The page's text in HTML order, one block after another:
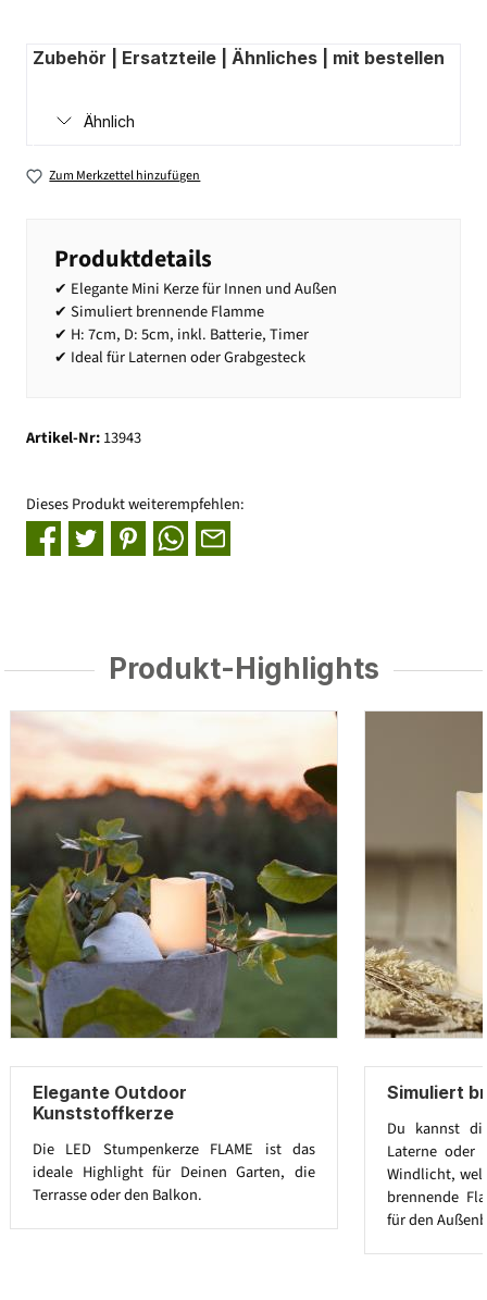
Zubehör | Ersatzteile | Ähnliches | mit bestellen
Ähnlich
Zum Merkzettel hinzufügen
Produktdetails
✔ Elegante Mini Kerze für Innen und Außen
✔ Simuliert brennende Flamme
✔ H: 7cm, D: 5cm, inkl. Batterie, Timer
✔ Ideal für Laternen oder Grabgesteck
Artikel-Nr:13943
Dieses Produkt weiterempfehlen:
Produkt-Highlights
Elegante Outdoor
Kunststoffkerze
Die LED Stumpenkerze FLAME ist das
ideale Highlight für Deinen Garten, die
Terrasse oder den Balkon.
Simuliert
Du kannst
Laterne oder
Windlicht,
brennende
für den